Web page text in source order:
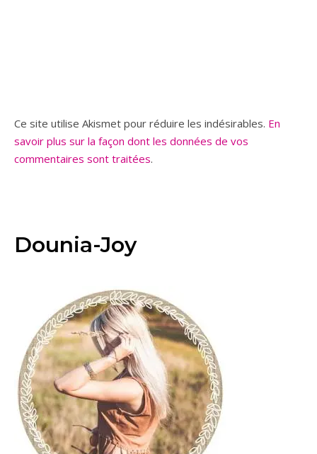
Ce site utilise Akismet pour réduire les indésirables. En
savoir plus sur la façon dont les données de vos
commentaires sont traitées.
Dounia-Joy